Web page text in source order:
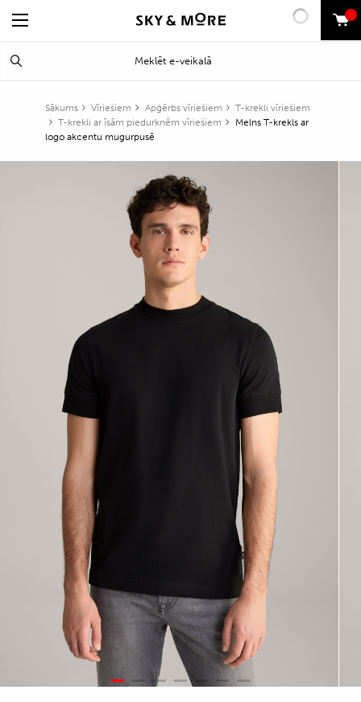
0
Sākums Vīriešiem Apģērbs vīriešiem
T-krekli vīriešiem
T-krekli ar īsām piedurknēm vīriešiem
Melns T-krekls ar
logo akcentu mugurpusē